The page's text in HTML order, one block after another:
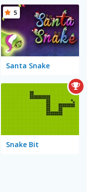
Santa Snake
5
Snake Bit